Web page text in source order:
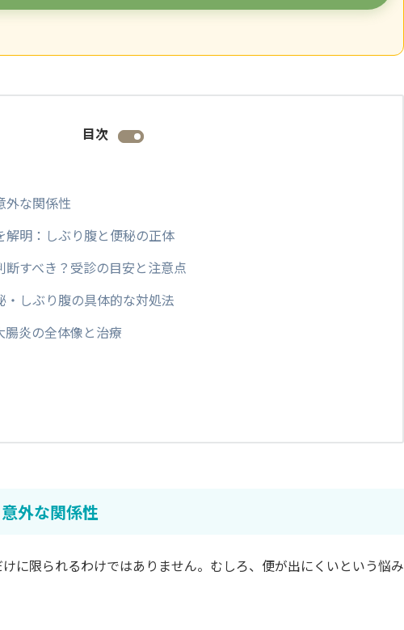
目次
外な関係性
解明：しぶり腹と便秘の正体
すべき？受診の目安と注意点
しぶり腹の具体的な対処法
炎の全体像と治療
外な関係性
に限られるわけではありません。むしろ、便が出にくいという悩み